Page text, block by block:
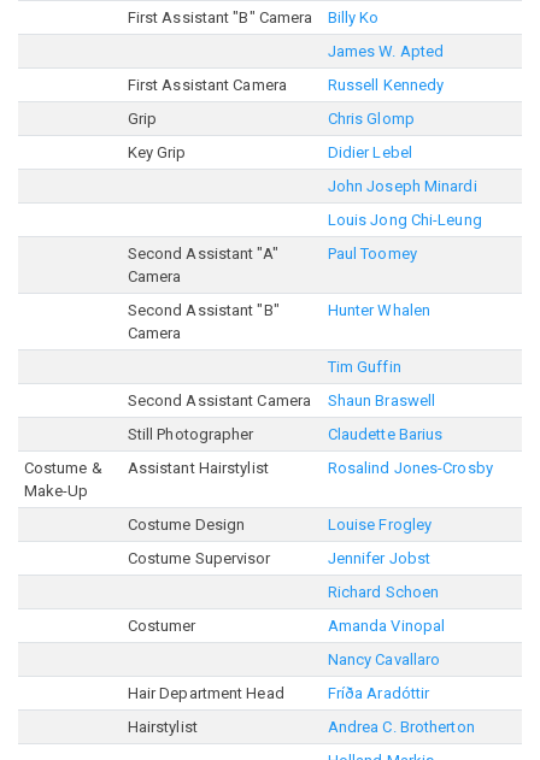
First Assistant "B" Camera
Billy Ko
James W. Apted
First Assistant Camera
Russell Kennedy
Grip
Chris Glomp
Key Grip
Didier Lebel
John Joseph Minardi
Louis Jong Chi-Leung
Second Assistant "A"
Camera
Paul Toomey
Second Assistant "B"
Camera
Hunter Whalen
Tim Guffin
Second Assistant Camera
Shaun Braswell
Still Photographer
Claudette Barius
Costume &
Make-Up
Assistant Hairstylist Rosalind Jones-Crosby
Costume Design
Louise Frogley
Costume Supervisor
Jennifer Jobst
Richard Schoen
Costumer
Amanda Vinopal
Nancy Cavallaro
Hair Department Head
Fríða Aradóttir
Hairstylist
Andrea C. Brotherton